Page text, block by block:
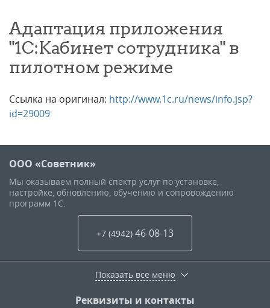
Адаптация приложения
"1С:Кабинет сотрудника" в
пилотном режиме
Ссылка на оригинал: http://www.1c.ru/news/info.jsp?
id=29009
ООО «Советник»
Мы оказываем полный спектр услуг по установке,
настройке, обновлению, обучению и сопровождению
программ 1С.
+7 (4942) 46-08-13
Показать все меню
Реквизиты и контакты